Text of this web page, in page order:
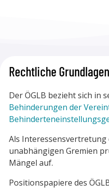
Rechtliche Grundlagen
Der ÖGLB bezieht sich in
Behinderungen der
Als
unabhängigen Gremien
Mängel auf.
Positionspapiere des